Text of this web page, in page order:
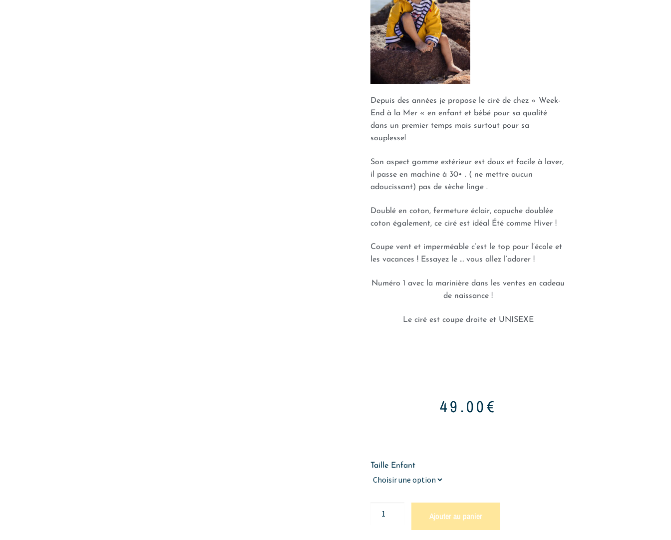
Depuis des années je propose le ciré de chez « Week-
End à la Mer « en enfant et bébé pour sa qualité
dans un premier temps mais surtout pour sa
souplesse!
Son aspect gomme extérieur est doux et facile à laver,
il passe en machine à 30• . ( ne mettre aucun
adoucissant) pas de sèche linge .
Doublé en coton, fermeture éclair, capuche doublée
coton également, ce ciré est idéal Été comme Hiver !
Coupe vent et imperméable c’est le top pour l’école et
les vacances ! Essayez le … vous allez l’adorer !
Numéro 1 avec la marinière dans les ventes en cadeau
de naissance !
Le ciré est coupe droite et UNISEXE
49.00€
Taille Enfant
Ajouter au panier